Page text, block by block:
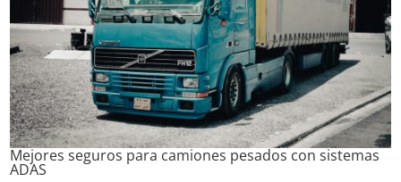
Mejores seguros para camiones pesados con sistemas
ADAS